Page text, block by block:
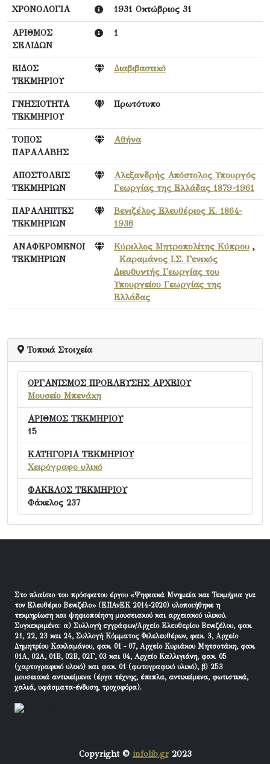
ΧΡΟΝΟΛΟΓΙΑ 1931 Οκτώβριος 31
ΑΡΙΘΜΟΣ
ΣΕΛΙΔΩΝ
1
ΕΙΔΟΣ
ΤΕΚΜΗΡΙΟΥ
Διαβιβαστικό
ΓΝΗΣΙΟΤΗΤΑ
ΤΕΚΜΗΡΙΟΥ
Πρωτότυπο
ΤΟΠΟΣ
ΠΑΡΑΛΑΒΗΣ
Αθήνα
ΑΠΟΣΤΟΛΕΙΣ
ΤΕΚΜΗΡΙΩΝ
Αλεξανδρής Απόστολος Υπουργός
Γεωργίας της Ελλάδας 1879-1961
ΠΑΡΑΛΗΠΤΕΣ
ΤΕΚΜΗΡΙΩΝ
Βενιζέλος Ελευθέριος Κ. 1864-
1936
ΑΝΑΦΕΡΟΜΕΝΟΙ
ΤΕΚΜΗΡΙΩΝ
Κύριλλος Μητροπολίτης Κύπρου ,
Καραμάνος Ι.Σ. Γενικός
Διευθυντής Γεωργίας του
Υπουργείου Γεωργίας της
Ελλάδας
Τοπικά Στοιχεία
ΟΡΓΑΝΙΣΜΟΣ ΠΡΟΕΛΕΥΣΗΣ ΑΡΧΕΙΟΥ
Μουσείο Μπενάκη
ΑΡΙΘΜΟΣ ΤΕΚΜΗΡΙΟΥ
15
ΚΑΤΗΓΟΡΙΑ ΤΕΚΜΗΡΙΟΥ
Χειρόγραφο υλικό
ΦΑΚΕΛΟΣ ΤΕΚΜΗΡΙΟΥ
Φάκελος 237
Στο πλαίσιο του πρόσφατου έργου «Ψηφιακά Μνημεία και Τεκμήρια για
τον Ελευθέριο Βενιζέλο» (ΕΠΑνΕΚ 2014-2020) υλοποιήθηκε η
τεκμηρίωση και ψηφιοποίηση μουσειακού και αρχειακού υλικού.
Συγκεκριμένα: α) Συλλογή εγγράφων/Αρχείο Ελευθερίου Βενιζέλου, φακ.
21, 22, 23 και 24, Συλλογή Κόμματος Φιλελευθέρων, φακ. 3, Αρχείο
Δημητρίου Κακλαμάνου, φακ. 01 - 07, Αρχείο Κυριάκου Μητσοτάκη, φακ.
01Α, 02Α, 01Β, 02Β, 02Γ, 03 και 04, Αρχείο Καλλιγιάνη, φακ. 05
(χαρτογραφικό υλικό) και φακ. 01 (φωτογραφικό υλικό), β) 253
μουσειακά αντικείμενα (έργα τέχνης, έπιπλα, αντικείμενα, φωτιστικά,
χαλιά, υφάσματα-ένδυση, τροχοφόρα).
Copyright © infolib.gr2023